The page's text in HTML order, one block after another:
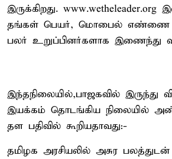
இருக்கிறது.
தங்கள் பெயர், மொபைல் எண்ணை
பலர் உறுப்பினர்களாக இணைந்து
இந்தநிலையில்,பாஜகவில் இருந்து
இயக்கம் தொடங்கிய நிலையில்
தள பதிவில் கூறியதாவது:-
தமிழக அரசியலில் அசுர